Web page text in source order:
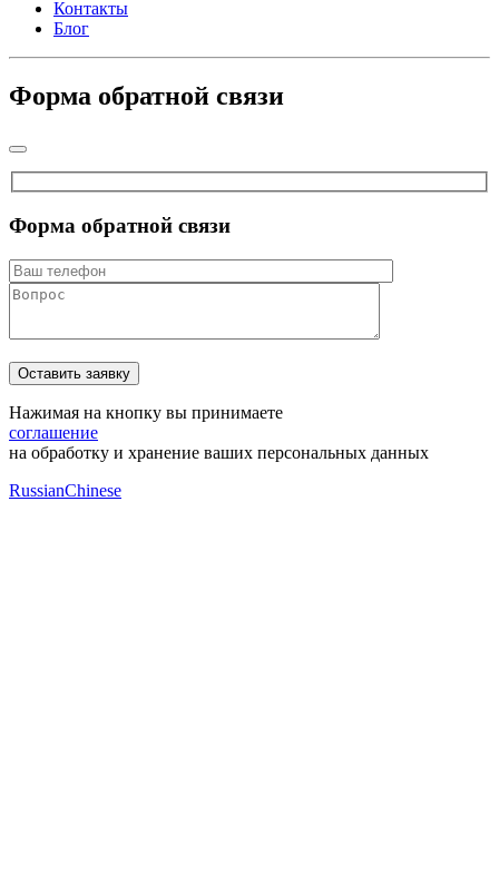
Контакты
Блог
Форма обратной связи
Форма обратной связи
Нажимая на кнопку вы принимаете
соглашение
на обработку и хранение ваших персональных данных
RussianChinese